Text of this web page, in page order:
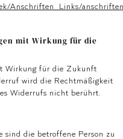
Anschriften_Links/
mit Wirkung für die
Wirkung für die Zukunft
wird die Rechtmäßigkeit
Widerrufs nicht berührt.
sind die betroffene Person zu